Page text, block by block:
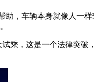
，车辆本身就像人一
，这是一个法律突破